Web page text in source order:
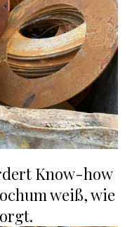
Know-how
weiß, wie